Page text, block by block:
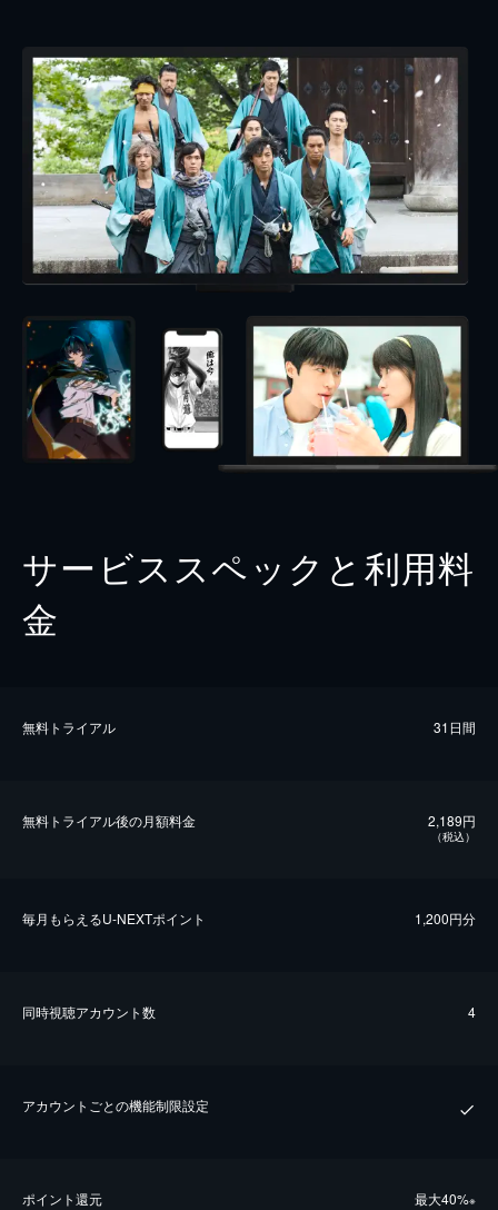
サービススペックと利用料
金
無料トライアル 31日間
無料トライアル後の⽉額料金 2,189円
（税込）
毎⽉もらえるU-NEXTポイント 1,200円分
同時視聴アカウント数 4
アカウントごとの機能制限設定
ポイント還元 最⼤40%※